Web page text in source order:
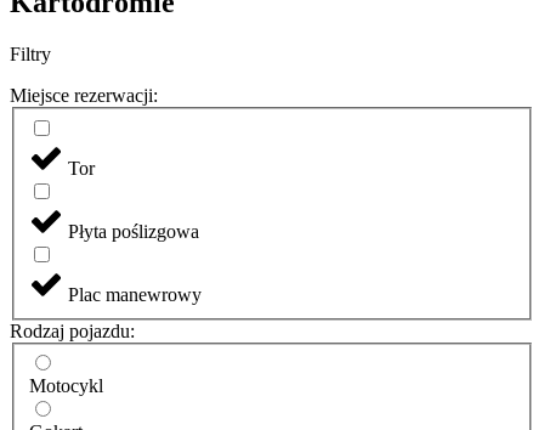
Filtry
Miejsce rezerwacji:
Tor
Płyta poślizgowa
Plac manewrowy
Rodzaj pojazdu:
Motocykl